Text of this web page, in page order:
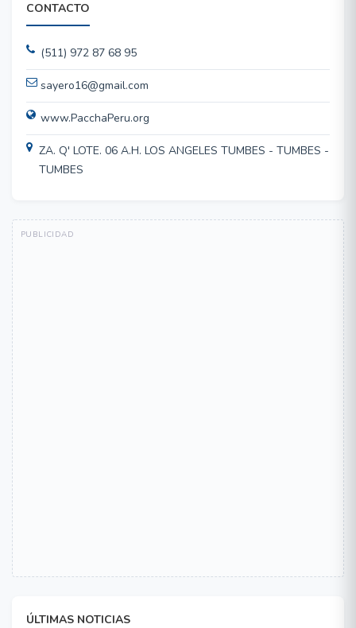
CONTACTO
(511) 972 87 68 95
sayero16@gmail.com
www.PacchaPeru.org
ZA. Q' LOTE. 06 A.H. LOS ANGELES TUMBES - TUMBES -
TUMBES
ÚLTIMAS NOTICIAS